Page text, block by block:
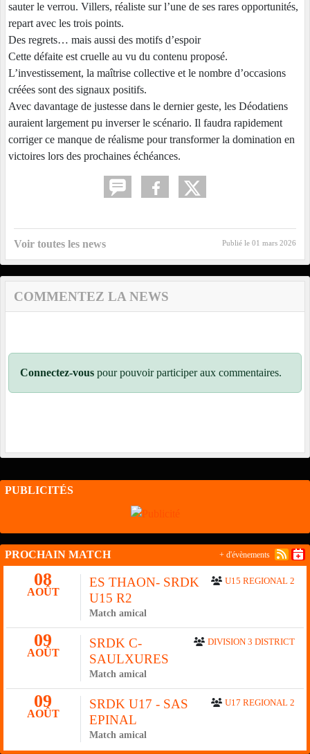
sauter le verrou. Villers, réaliste sur l’une de ses rares opportunités,
repart avec les trois points.
Des regrets… mais aussi des motifs d’espoir
Cette défaite est cruelle au vu du contenu proposé.
L’investissement, la maîtrise collective et le nombre d’occasions
créées sont des signaux positifs.
Avec davantage de justesse dans le dernier geste, les Déodatiens
auraient largement pu inverser le scénario. Il faudra rapidement
corriger ce manque de réalisme pour transformer la domination en
victoires lors des prochaines échéances.
Voir toutes les news Publié le 01 mars 2026
COMMENTEZ LA NEWS
Connectez-vous pour pouvoir participer aux commentaires.
PUBLICITÉS
PROCHAIN MATCH
08
AOÛT
U15 REGIONAL 2
ES THAON- SRDK
U15 R2
Match amical
09
AOÛT
DIVISION 3 DISTRICT
SRDK C-
SAULXURES
Match amical
09
AOÛT
U17 REGIONAL 2
SRDK U17 - SAS
EPINAL
Match amical
+ d'évènements